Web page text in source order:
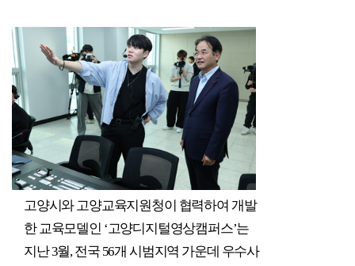
고양시와 고양교육지원청이 협력하여 개발
한 교육모델인 ‘고양디지털영상캠퍼스’는
지난3월,전국 56개 시범지역 가운데 우수사